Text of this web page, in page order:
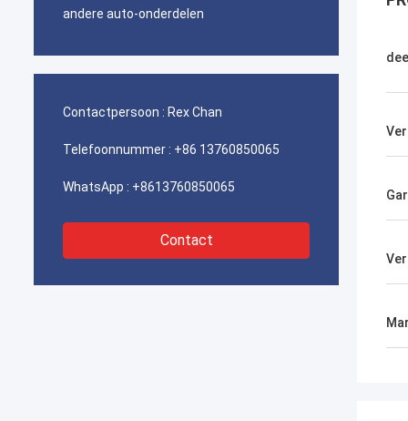
andere auto-onderdelen
Contactpersoon : Rex Chan
Telefoonnummer : +86 13760850065
WhatsApp : +8613760850065
Contact